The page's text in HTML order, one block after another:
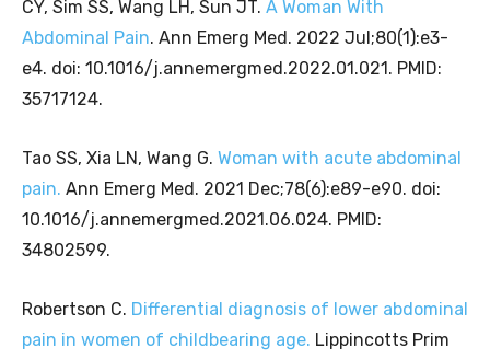
CY, Sim SS, Wang LH, Sun JT. A Woman With
Abdominal Pain. Ann Emerg Med. 2022 Jul;80(1):e3-
e4. doi: 10.1016/j.annemergmed.2022.01.021. PMID:
35717124.
Tao SS, Xia LN, Wang G. Woman with acute abdominal
pain. Ann Emerg Med. 2021 Dec;78(6):e89-e90. doi:
10.1016/j.annemergmed.2021.06.024. PMID:
34802599.
Robertson C. Differential diagnosis of lower abdominal
pain in women of childbearing age. Lippincotts Prim